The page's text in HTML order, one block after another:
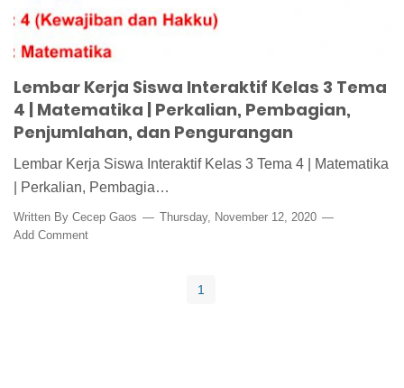
Lembar Kerja Siswa Interaktif Kelas 3 Tema
4 | Matematika | Perkalian, Pembagian,
Penjumlahan, dan Pengurangan
Lembar Kerja Siswa Interaktif Kelas 3 Tema 4 | Matematika
| Perkalian, Pembagia…
Written By Cecep Gaos
Thursday, November 12, 2020
Add Comment
1